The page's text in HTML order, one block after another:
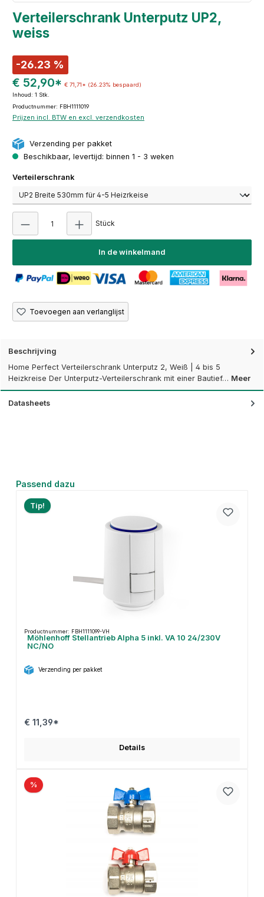
Verteilerschrank Unterputz UP2,
weiss
-26.23 %
€ 52,90* € 71,71* (26.23% bespaard)
Inhoud: 1 Stk.
Productnummer: FBH1111019
Prijzen incl. BTW en excl. verzendkosten
Verzending per pakket
Beschikbaar, levertijd: binnen 1 - 3 weken
Selecteer
Verteilerschrank
Stück
In de winkelmand
Toevoegen aan verlanglijst
Beschrijving
Home Perfect Verteilerschrank Unterputz 2, Weiß | 4 bis 5
Heizkreise Der Unterputz-Verteilerschrank mit einer Bautief… Meer
Datasheets
Productgalerij overslaan
Passend dazu
Tip!
Productnummer: FBH1111099-VH
Möhlenhoff Stellantrieb Alpha 5 inkl. VA 10 24/230V
NC/NO
Verzending per pakket
€ 11,39*
Details
%